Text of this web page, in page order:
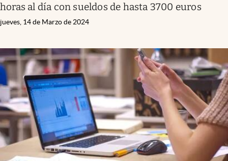
horas al día con sueldos de hasta 3700 euros
jueves, 14 de Marzo de 2024